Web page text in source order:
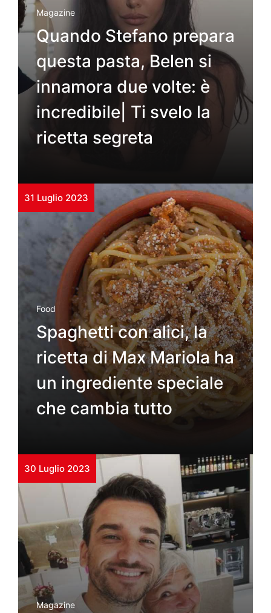
Magazine
Quando Stefano prepara
questa pasta, Belen si
innamora due volte: è
incredibile| Ti svelo la
ricetta segreta
31 Luglio 2023
Food
Spaghetti con alici, la
ricetta di Max Mariola ha
un ingrediente speciale
che cambia tutto
30 Luglio 2023
Magazine